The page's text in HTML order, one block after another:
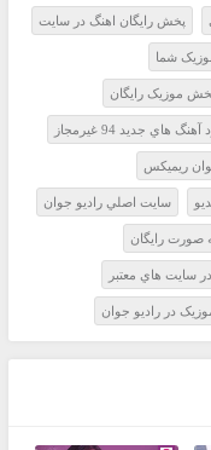
پخش رايگان اهنگ در سايت
شما
موزيک رايگان
هاي جديد 94 غيرمجاز
ريميکس
سايت اصلي راديو جوان
صورت رايگان
سايت هاي معتبر
در راديو جوان